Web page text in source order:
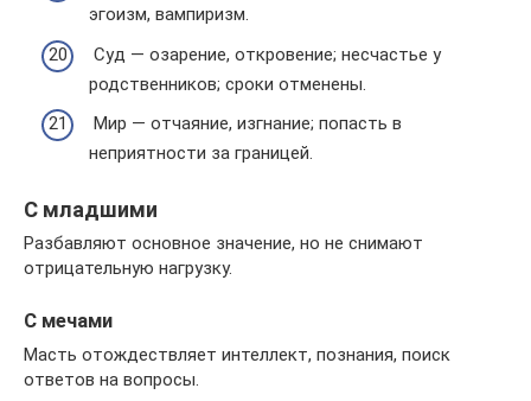
эгоизм, вампиризм.
Суд — озарение, откровение; несчастье у
родственников; сроки отменены.
Мир — отчаяние, изгнание; попасть в
неприятности за границей.
С младшими
Разбавляют основное значение, но не снимают
отрицательную нагрузку.
С мечами
Масть отождествляет интеллект, познания, поиск
ответов на вопросы.